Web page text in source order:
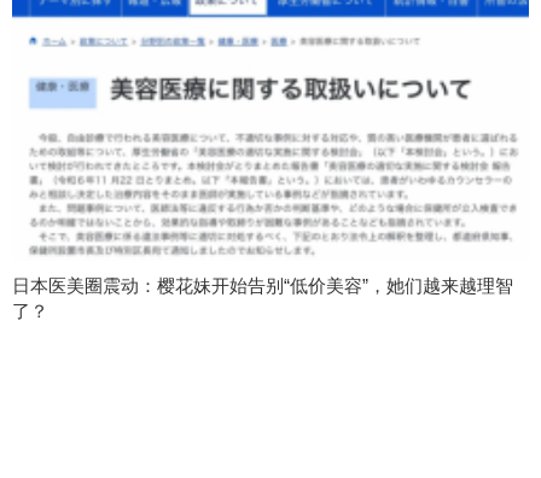
日本医美圈震动：樱花妹开始告别“低价美容”，她们越来越理智
了？